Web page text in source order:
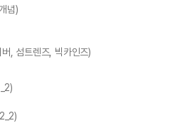
념)
, 섬트렌즈, 빅카인즈)